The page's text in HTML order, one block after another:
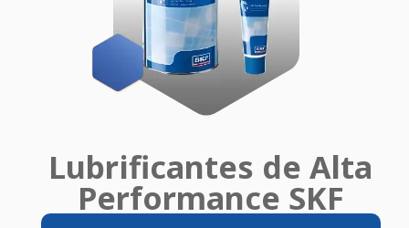
Lubrificantes de Alta
Performance SKF